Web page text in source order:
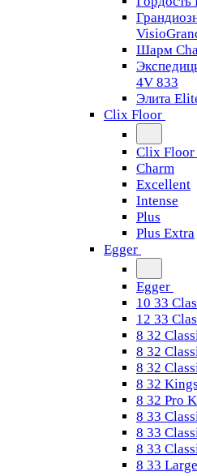
Шарм
4V 833
Элита
Clix Floor
Clix Floor
Charm
Excellent
Intense
Plus
Plus Extra
Egger
Egger
10 33
12 33
8 32
8 32
8 32
8 32
8 32 Pro
8 33
8 33
8 33
8 33